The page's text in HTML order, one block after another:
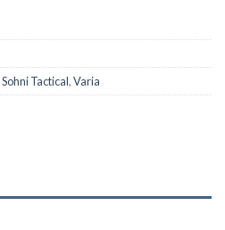
Sohni Tactical,Varia